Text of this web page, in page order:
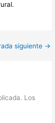
siguiente →
Los